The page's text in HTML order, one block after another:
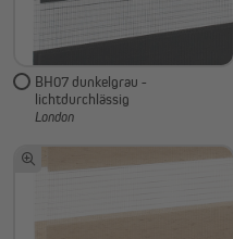
BH07 dunkelgrau -
lichtdurchlässig
London